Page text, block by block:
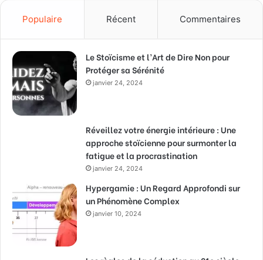
Populaire Récent Commentaires
Le Stoïcisme et l’Art de Dire Non pour
Protéger sa Sérénité
janvier 24, 2024
Réveillez votre énergie intérieure : Une
approche stoïcienne pour surmonter la
fatigue et la procrastination
janvier 24, 2024
Hypergamie : Un Regard Approfondi sur
un Phénomène Complex
janvier 10, 2024